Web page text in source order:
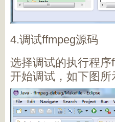
4.调试ffmpeg源码
选择调试的执行程
开始调试，如下图所